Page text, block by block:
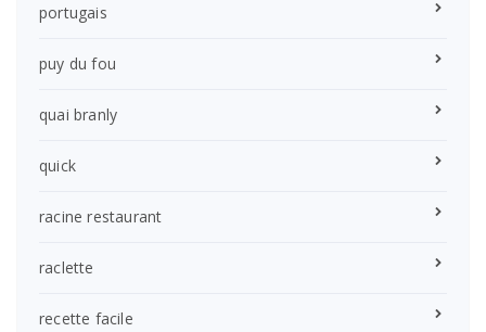
portugais
puy du fou
quai branly
quick
racine restaurant
raclette
recette facile